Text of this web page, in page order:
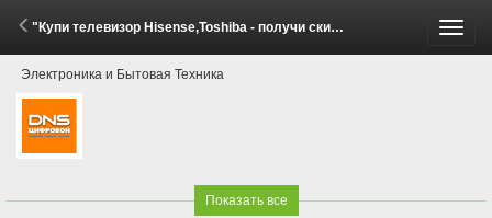
"Купи телевизор Hisense,Toshiba - получи скидку на саундбар Hisense!" (1 - 29 Июня 2026)
Электроника и Бытовая Техника
Показать все